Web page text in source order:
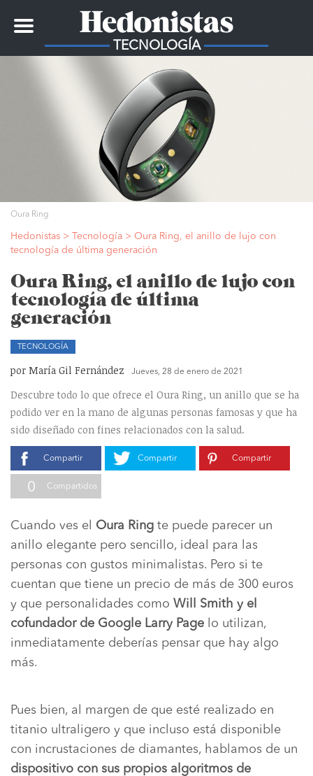
Toggle
navigation
TECNOLOGÍA
Oura Ring
Hedonistas > Tecnología > Oura Ring, el anillo de lujo con
tecnología de última generación
Oura Ring, el anillo de lujo con
tecnología de última
generación
TECNOLOGÍA
por María Gil Fernández Jueves, 28 de enero de 2021
Descubre todo lo que ofrece el Oura Ring, un anillo que se ha
podido ver en la mano de algunas personas famosas y que ha
sido diseñado con fines relacionados con la salud.
Compartir Compartir Compartir
0 Compartidos
Cuando ves el Oura Ring te puede parecer un
anillo elegante pero sencillo, ideal para las
personas con gustos minimalistas. Pero si te
cuentan que tiene un precio de más de 300 euros
y que personalidades como Will Smith y el
cofundador de Google Larry Page lo utilizan,
inmediatamente deberías pensar que hay algo
más.
Pues bien, al margen de que esté realizado en
titanio ultraligero y que incluso está disponible
con incrustaciones de diamantes, hablamos de un
dispositivo con sus propios algoritmos de